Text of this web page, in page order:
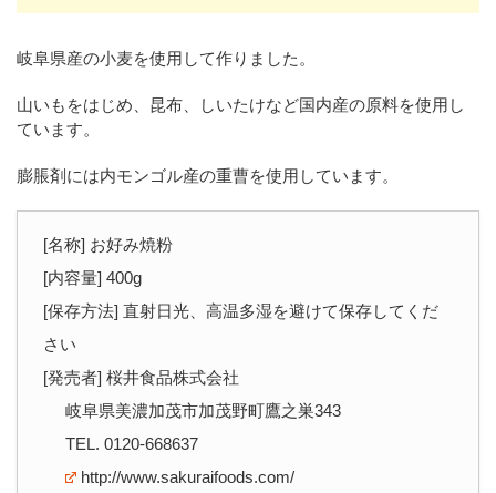
岐阜県産の小麦を使用して作りました。
山いもをはじめ、昆布、しいたけなど国内産の原料を使用し
ています。
膨脹剤には内モンゴル産の重曹を使用しています。
[名称] お好み焼粉
[内容量] 400g
[保存方法] 直射日光、高温多湿を避けて保存してくだ
さい
[発売者] 桜井食品株式会社
岐阜県美濃加茂市加茂野町鷹之巣343
TEL. 0120-668637
http://www.sakuraifoods.com/